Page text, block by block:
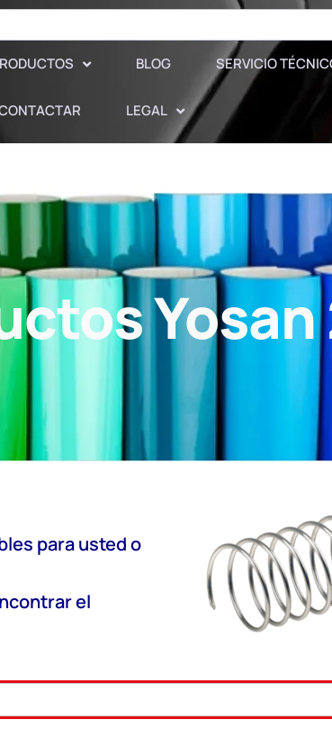
BLOG SERVICIO
LEGAL
para usted o
el